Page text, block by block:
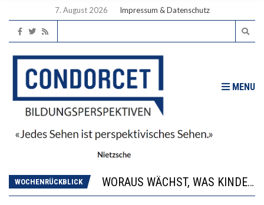
7. August 2026 Impressum & Datenschutz
MENU
WOCHENRÜCKBLICK
WORAUS WÄCHST, WAS KINDER TRÄGT
“WIR BEOBACHTEN EINEN REGELRECHTEN STURZFLUG BEI DEN LERNLEISTUNGEN”